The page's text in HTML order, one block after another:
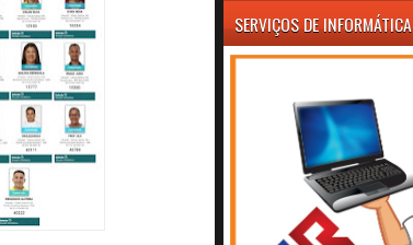
SERVIÇOS DE INFORMÁTICA